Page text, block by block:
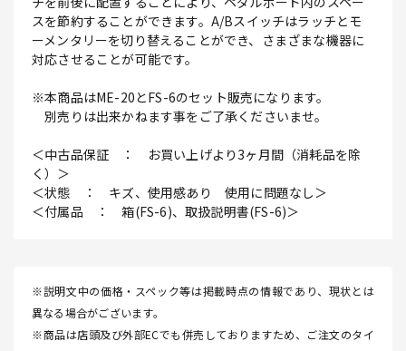
スを節約することができます。A/Bスイッチはラッチとモ
ーメンタリーを切り替えることができ、さまざまな機器に
対応させることが可能です。
※本商品はME-20とFS-6のセット販売になります。
別売りは出来かねます事をご了承くださいませ。
＜中古品保証 ： お買い上げより3ヶ月間（消耗品を除
く）＞
＜状態 ： キズ、使用感あり 使用に問題なし＞
＜付属品 ： 箱(FS-6)、取扱説明書(FS-6)＞
※説明文中の価格・スペック等は掲載時点の情報であり、現状とは
異なる場合がございます。
※商品は店頭及び外部ECでも併売しておりますため、ご注文のタイ